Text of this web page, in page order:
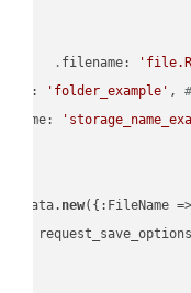
'folder_example' ,
new({:FileName